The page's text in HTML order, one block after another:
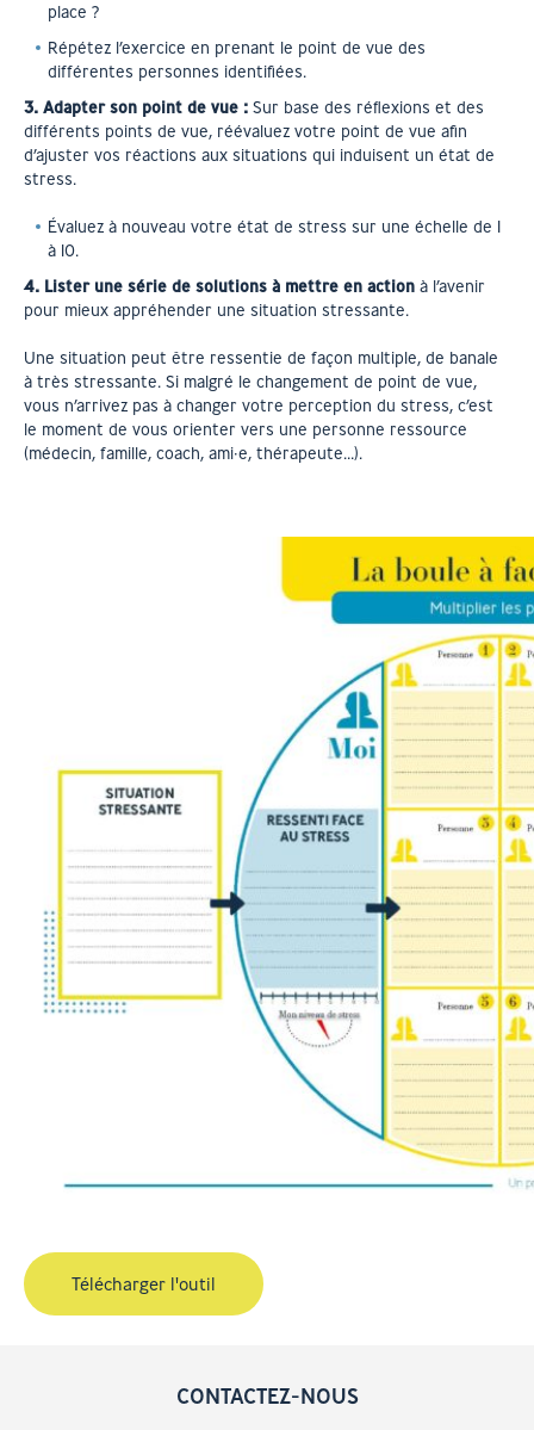
place ?
Répétez l’exercice en prenant le point de vue des
différentes personnes identifiées.
3. Adapter son point de vue : Sur base des réflexions et des
différents points de vue, réévaluez votre point de vue afin
d’ajuster vos réactions aux situations qui induisent un état de
stress.
Évaluez à nouveau votre état de stress sur une échelle de 1
à 10.
4. Lister une série de solutions à mettre en action à l’avenir
pour mieux appréhender une situation stressante.
Une situation peut être ressentie de façon multiple, de banale
à très stressante. Si malgré le changement de point de vue,
vous n’arrivez pas à changer votre perception du stress, c’est
le moment de vous orienter vers une personne ressource
(médecin, famille, coach, ami·e, thérapeute…).
Télécharger l'outil
CONTACTEZ-NOUS